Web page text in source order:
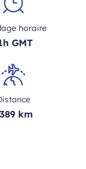
horaire
GMT
km